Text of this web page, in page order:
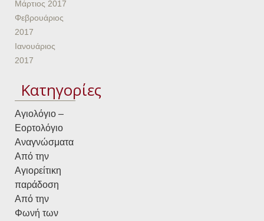
Μάρτιος 2017
Φεβρουάριος
2017
Ιανουάριος
2017
Kατηγορίες
Αγιολόγιο –
Εορτολόγιο
Αναγνώσματα
Από την
Αγιορείτικη
παράδοση
Από την
Φωνή των